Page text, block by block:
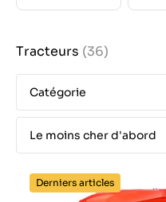
Tracteurs (36)
Catégorie
Le moins cher d'abord
Derniers articles